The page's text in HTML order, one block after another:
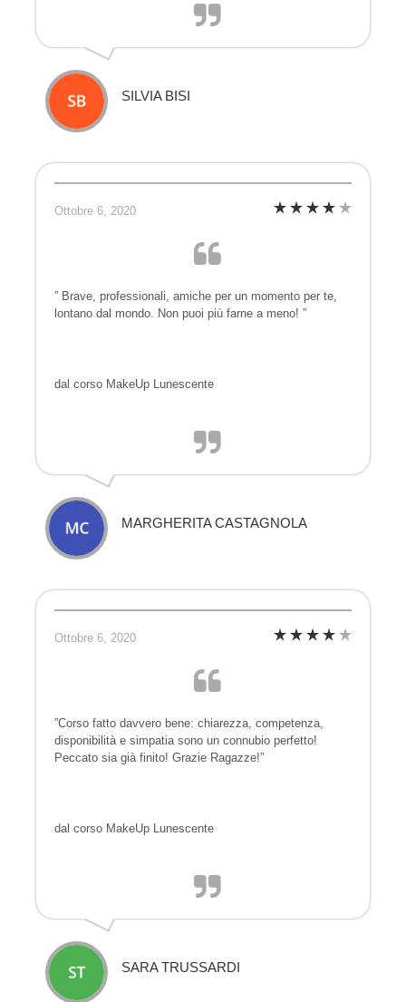
SILVIA BISI
Ottobre 6, 2020
” Brave, professionali, amiche per un momento per te,
lontano dal mondo. Non puoi più farne a meno! ”
dal corso MakeUp Lunescente
MARGHERITA CASTAGNOLA
Ottobre 6, 2020
”Corso fatto davvero bene: chiarezza, competenza,
disponibilità e simpatia sono un connubio perfetto!
Peccato sia già finito! Grazie Ragazze!”
dal corso MakeUp Lunescente
SARA TRUSSARDI